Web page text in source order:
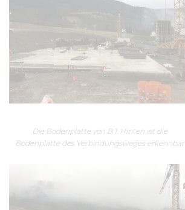
Die Bodenplatte von B 1. Hinten ist die
Bodenplatte des Verbindungsweges erkennbar